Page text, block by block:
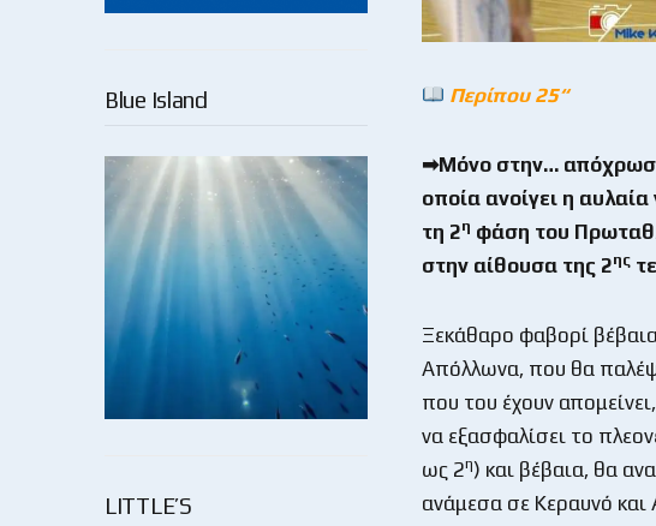
Blue Island
LITTLE’S
Περίπου 25“
➡Μόνο στην… απόχρωση
οποία ανοίγει η αυλαία
τη 2η φάση του
στην αίθουσα της 2ης
Ξεκάθαρο φαβορί
Απόλλωνα, που θα
που του έχουν
να εξασφαλίσει το
ως 2η) και βέβαια, θα
ανάμεσα σε Κεραυνό και